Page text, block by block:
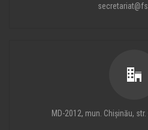
MD-2012, mun. Chișinău,